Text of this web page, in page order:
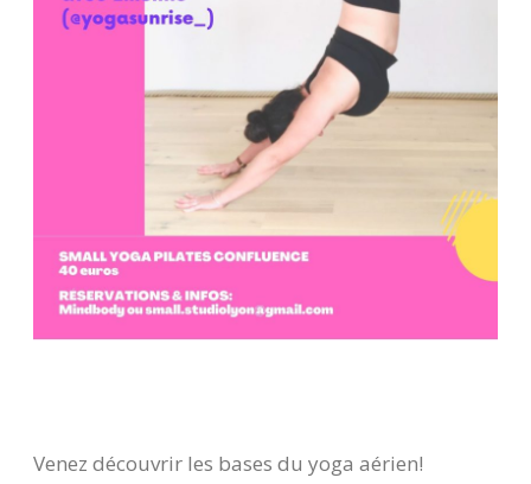
Venez découvrir les bases du yoga aérien!